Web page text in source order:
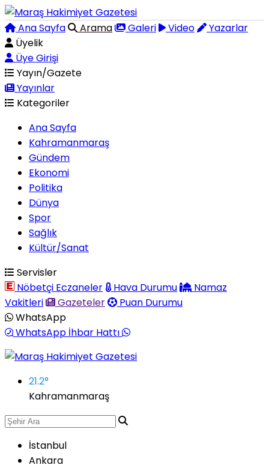
Ana Sayfa Arama Galeri Video
Yazarlar
Üyelik
Üye Girişi
Yayın/Gazete
Yayınlar
Kategoriler
Ana Sayfa
Kahramanmaraş
Gündem
Ekonomi
Politika
Dünya
Spor
Sağlık
Kültür/Sanat
Servisler
Nöbetçi Eczaneler
Hava Durumu
Namaz
Vakitleri
Gazeteler
Puan Durumu
WhatsApp
WhatsApp İhbar Hattı
21.2°
Kahramanmaraş
İstanbul
Ankara